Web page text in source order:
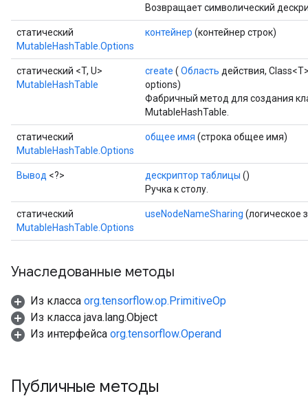
Возвращает символический
статический
MutableHashTable.Options
контейнер (контейнер строк)
статический <T, U>
MutableHashTable
create ( Область действия,
options)
Фабричный метод для создания
MutableHashTable.
статический
MutableHashTable.Options
общее имя (строка общее имя)
Вывод <?> дескриптор таблицы ()
Ручка к столу.
статический
MutableHashTable.Options
useNodeNameSharing (логическое
Унаследованные методы
Из класса org.tensorflow.op.PrimitiveOp
Из класса java.lang.Object
Из интерфейса org.tensorflow.Operand
Публичные методы